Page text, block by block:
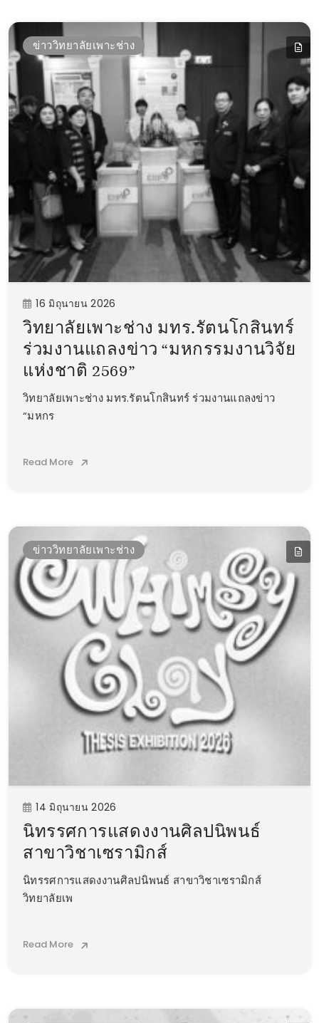
ข่าววิทยาลัยเพาะช่าง
16 มิถุนายน 2026
วิทยาลัยเพาะช่าง มทร.รัตนโกสินทร์
ร่วมงานแถลงข่าว “มหกรรมงานวิจัย
แห่งชาติ 2569”
วิทยาลัยเพาะช่าง มทร.รัตนโกสินทร์ ร่วมงานแถลงข่าว
“มหกร
Read More
ข่าววิทยาลัยเพาะช่าง
14 มิถุนายน 2026
นิทรรศการแสดงงานศิลปนิพนธ์
สาขาวิชาเซรามิกส์
นิทรรศการแสดงงานศิลปนิพนธ์ สาขาวิชาเซรามิกส์
วิทยาลัยเพ
Read More